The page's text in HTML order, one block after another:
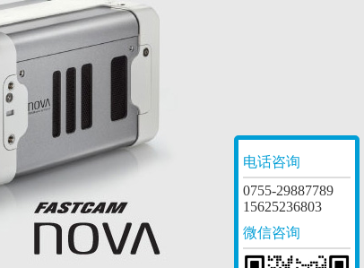
电话咨询
0755-29887789
15625236803
微信咨询